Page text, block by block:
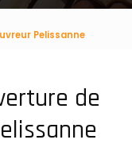
Pelissanne
de